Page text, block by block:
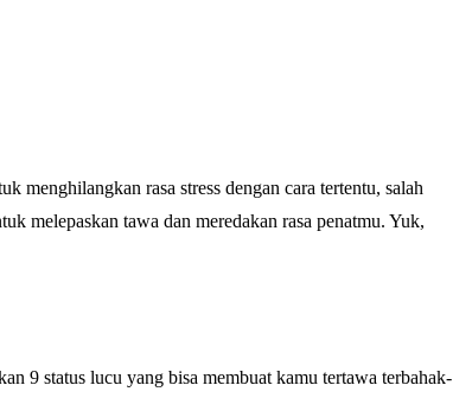
rasa stress dengan cara tertentu, salah
melepaskan tawa dan meredakan rasa penatmu. Yuk,
9 status lucu yang bisa membuat kamu tertawa terbahak-